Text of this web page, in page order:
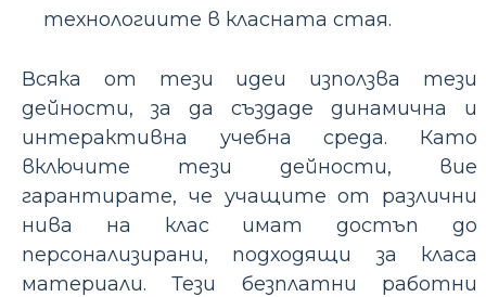
технологиите в класната стая.
Всяка от тези идеи използва тези
дейности, за да създаде динамична и
интерактивна учебна среда. Като
включите тези дейности, вие
гарантирате, че учащите от различни
нива на клас имат достъп до
персонализирани, подходящи за класа
материали. Тези безплатни работни